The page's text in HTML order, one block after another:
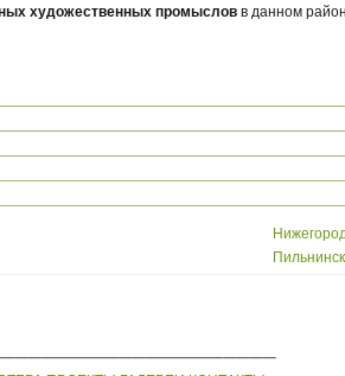
художественных промыслов в данном